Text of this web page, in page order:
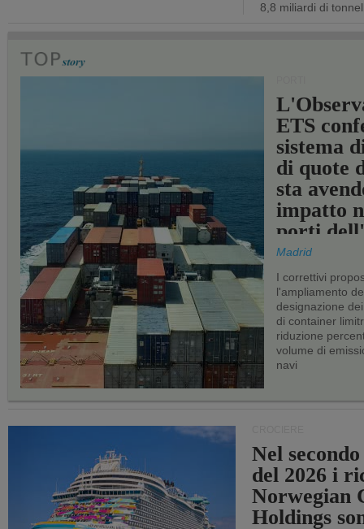
8,8 miliardi di
ETS
sistema
di quote
sta
impatto
porti
Madrid
I correttivi
l'ampliamento
designazione
di container
riduzione
volume di
navi
Nel
del 2026 i
Norwegian
Holdings